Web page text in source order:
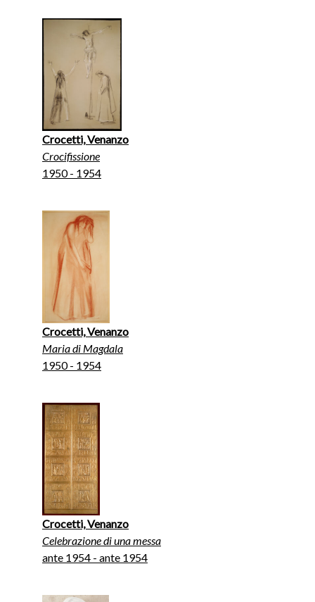
Crocetti, Venanzo
Crocifissione
1950 - 1954
Crocetti, Venanzo
Maria di Magdala
1950 - 1954
Crocetti, Venanzo
Celebrazione di una messa
ante 1954 - ante 1954